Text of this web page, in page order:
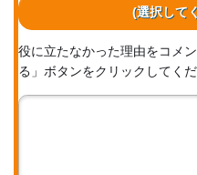
(選択して
役に立たなかった理由をコメ
る」ボタンをクリックしてくだ